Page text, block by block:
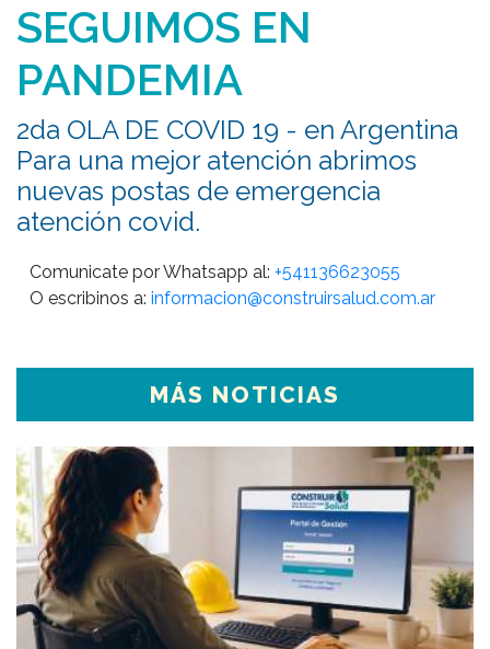
SEGUIMOS EN
PANDEMIA
2da OLA DE COVID 19 - en Argentina
Para una mejor atención abrimos
nuevas postas de emergencia
atención covid.
Comunicate por Whatsapp al: +541136623055
O escribinos a: informacion@construirsalud.com.ar
MÁS NOTICIAS